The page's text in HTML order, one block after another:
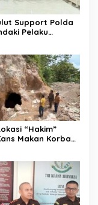
Support Polda
Pelaku
“Hakim”
Makan Korban.